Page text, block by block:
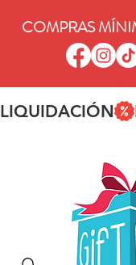
COMPRAS
LIQUIDACIÓN